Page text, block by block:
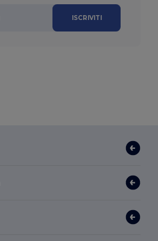
ISCRIVITI